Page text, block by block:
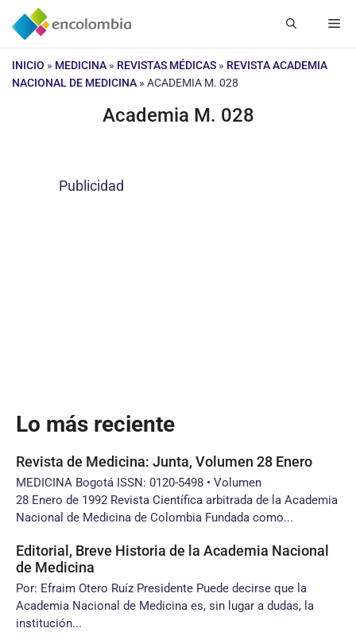
Saltar
INICIO » MEDICINA » REVISTAS MÉDICAS » REVISTA ACADEMIA
NACIONAL DE MEDICINA » ACADEMIA M. 028
Academia M. 028
Publicidad
Lo más reciente
Revista de Medicina: Junta, Volumen 28 Enero
MEDICINA Bogotá ISSN: 0120-5498 • Volumen
28 Enero de 1992 Revista Científica arbitrada de la Academia
Nacional de Medicina de Colombia Fundada como...
Editorial, Breve Historia de la Academia Nacional
de Medicina
Por: Efraim Otero Ruíz Presidente Puede decirse que la
Academia Nacional de Medicina es, sin lugar a dudas, la
institución...